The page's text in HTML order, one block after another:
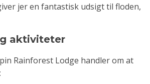
jer en fantastisk udsigt til floden,
aktiviteter
Rainforest Lodge handler om at